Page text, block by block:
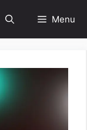
Menu